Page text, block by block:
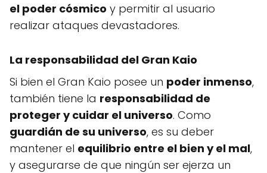
el poder cósmico y permitir al usuario
realizar ataques devastadores.
La responsabilidad del Gran Kaio
Si bien el Gran Kaio posee un poder inmenso,
también tiene la responsabilidad de
proteger y cuidar el universo. Como
guardián de su universo, es su deber
mantener el equilibrio entre el bien y el mal,
y asegurarse de que ningún ser ejerza un